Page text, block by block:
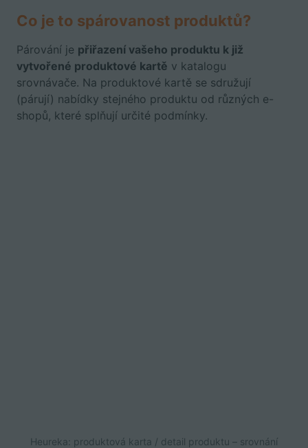
Co je to spárovanost produktů?
Párování je přiřazení vašeho produktu k již
vytvořené produktové kartě v katalogu
srovnávače. Na produktové kartě se sdružují
(párují) nabídky stejného produktu od různých e-
shopů, které splňují určité podmínky.
Heureka: produktová karta / detail produktu – srovnání